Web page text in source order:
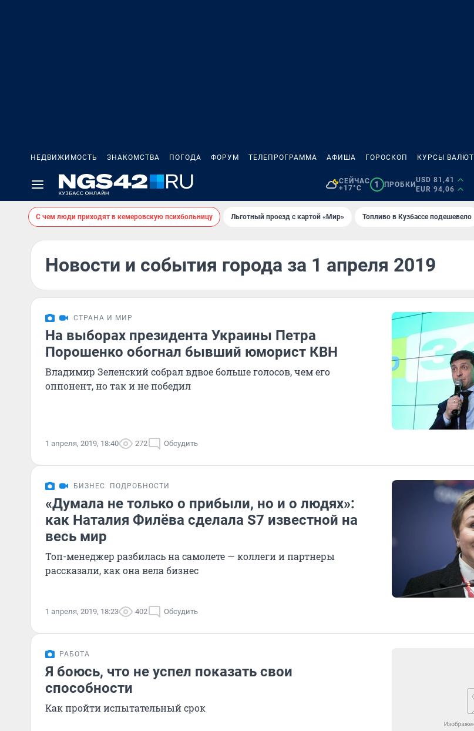
НЕДВИЖИМОСТЬ ЗНАКОМСТВА ПОГОДА ФОРУМ ТЕЛЕПРОГРАММА АФИША ГОРОСКОП КУРСЫ ВАЛЮТ
СЕЙЧАС
+17°C
1 ПРОБКИ
USD 81,41
EUR 94,06
С чем люди приходят в кемеровскую психбольницу Льготный проезд с картой «Мир» Топливо в Кузбассе подешевело
Новости и события города за 1 апреля 2019
СТРАНА И МИР
На выборах президента Украины Петра
Порошенко обогнал бывший юморист КВН
Владимир Зеленский собрал вдвое больше голосов, чем его
оппонент, но так и не победил
1 апреля, 2019, 18:40 272 Обсудить
БИЗНЕС ПОДРОБНОСТИ
«Думала не только о прибыли, но и о людях»:
как Наталия Филёва сделала S7 известной на
весь мир
Топ-менеджер разбилась на самолете — коллеги и партнеры
рассказали, как она вела бизнес
1 апреля, 2019, 18:23 402 Обсудить
РАБОТА
Я боюсь, что не успел показать свои
способности
Как пройти испытательный срок